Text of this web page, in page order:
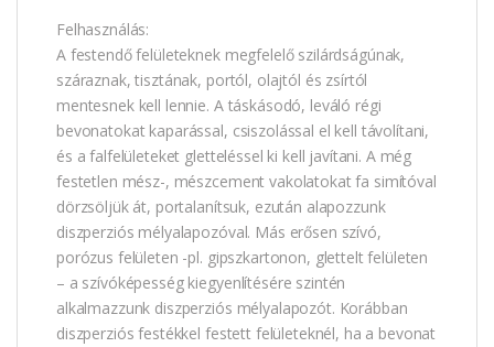
Felhasználás:
A festendő felületeknek megfelelő szilárdságúnak,
száraznak, tisztának, portól, olajtól és zsírtól
mentesnek kell lennie. A táskásodó, leváló régi
bevonatokat kaparással, csiszolással el kell távolítani,
és a falfelületeket gletteléssel ki kell javítani. A még
festetlen mész-, mészcement vakolatokat fa simítóval
dörzsöljük át, portalanítsuk, ezután alapozzunk
diszperziós mélyalapozóval. Más erősen szívó,
porózus felületen -pl. gipszkartonon, glettelt felületen
– a szívóképesség kiegyenlítésére szintén
alkalmazzunk diszperziós mélyalapozót. Korábban
diszperziós festékkel festett felületeknél, ha a bevonat